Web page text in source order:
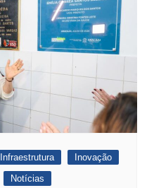
Infraestrutura
Inovação
Notícias